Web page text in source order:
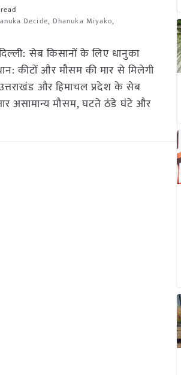
Decide, Dhanuka Miyako,
सेब किसानों के लिए धानुका
कीटों और मौसम की मार से मिलेगी
और हिमाचल प्रदेश के सेब
असामान्य मौसम, घटते ठंडे घंटे और